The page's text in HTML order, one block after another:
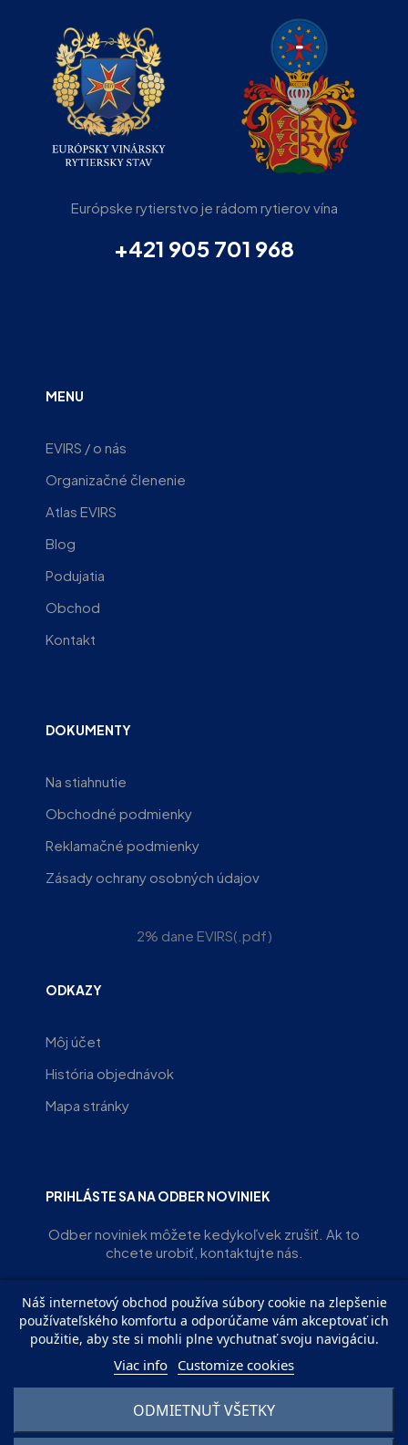
Európske rytierstvo je rádom rytierov vína
+421 905 701 968
MENU
EVIRS / o nás
Organizačné členenie
Atlas EVIRS
Blog
Podujatia
Obchod
Kontakt
DOKUMENTY
Na stiahnutie
Obchodné podmienky
Reklamačné podmienky
Zásady ochrany osobných údajov
2% dane EVIRS(.pdf)
ODKAZY
Môj účet
História objednávok
Mapa stránky
PRIHLÁSTE SA NA ODBER NOVINIEK
Odber noviniek môžete kedykoľvek zrušiť. Ak to
chcete urobiť, kontaktujte nás.
ODOBERAŤ
© EVIRS OZ | Všetky práva vyhradené. Powered with ♥︎ by
Agency
Náš internetový obchod používa súbory cookie na zlepšenie
používateľského komfortu a odporúčame vám akceptovať ich
použitie, aby ste si mohli plne vychutnať svoju navigáciu.
Viac info Customize cookies
ODMIETNUŤ VŠETKY